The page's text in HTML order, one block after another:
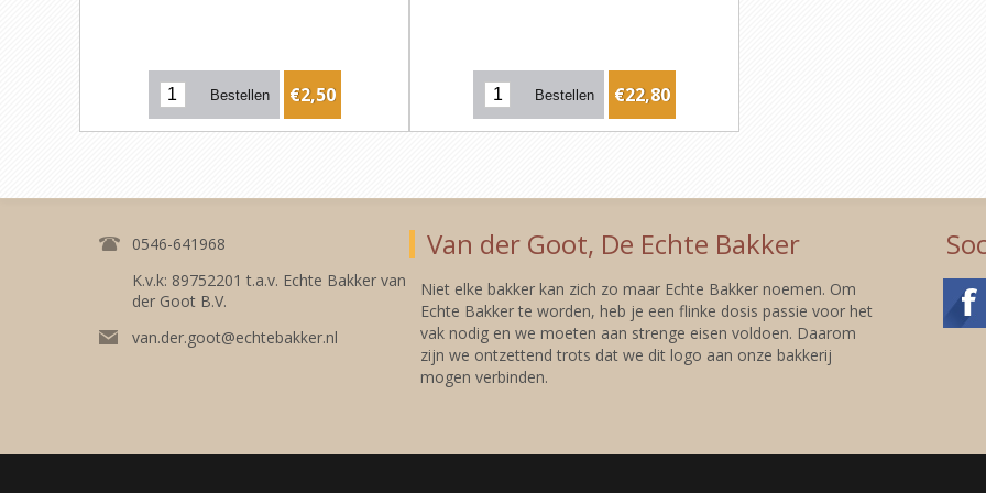
€2,50 €22,80
0546-641968
K.v.k: 89752201 t.a.v. Echte Bakker van
der Goot B.V.
van.der.goot@echtebakker.nl
Van der Goot, De Echte Bakker
Niet elke bakker kan zich zo maar Echte Bakker noemen. Om
Echte Bakker te worden, heb je een flinke dosis passie voor het
vak nodig en we moeten aan strenge eisen voldoen. Daarom
zijn we ontzettend trots dat we dit logo aan onze bakkerij
mogen verbinden.